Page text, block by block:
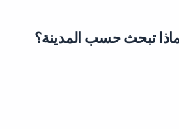
تبحث حسب المدينة؟